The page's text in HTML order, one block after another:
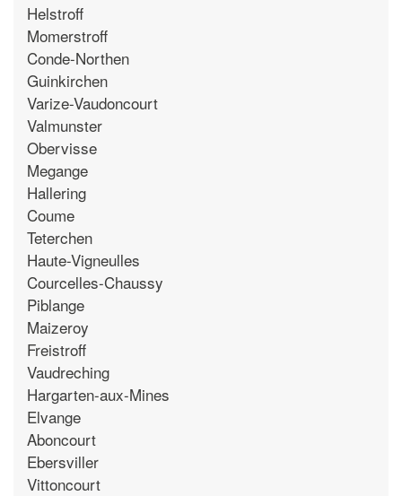
Helstroff
Momerstroff
Conde-Northen
Guinkirchen
Varize-Vaudoncourt
Valmunster
Obervisse
Megange
Hallering
Coume
Teterchen
Haute-Vigneulles
Courcelles-Chaussy
Piblange
Maizeroy
Freistroff
Vaudreching
Hargarten-aux-Mines
Elvange
Aboncourt
Ebersviller
Vittoncourt